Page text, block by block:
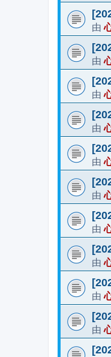
由
由
由
由
由
由
由
由
由
由